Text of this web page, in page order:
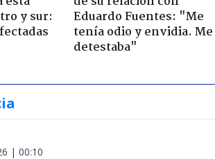
y sur:
Eduardo Fuentes: "Me
tenía odio y envidia. Me
detestaba"
| 00:10